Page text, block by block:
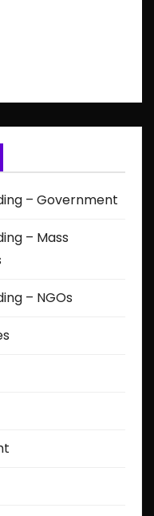
– Government
– Mass
– NGOs